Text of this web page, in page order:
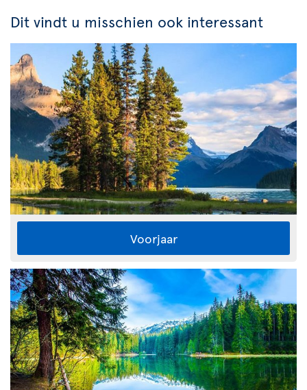
Dit vindt u misschien ook interessant
Voorjaar